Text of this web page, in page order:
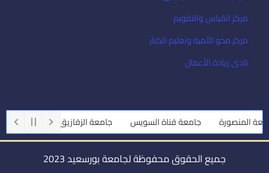
مركز القياس والتقويم
مركز محو الأمية وتعليم الكبار
نادى ريادة الأعمال
المنصورة جامعة قناة السويس جامعة الزقازيق جامعة أسيوط
جميع الحقوق محفوظة لجامعة بورسعيد 2023